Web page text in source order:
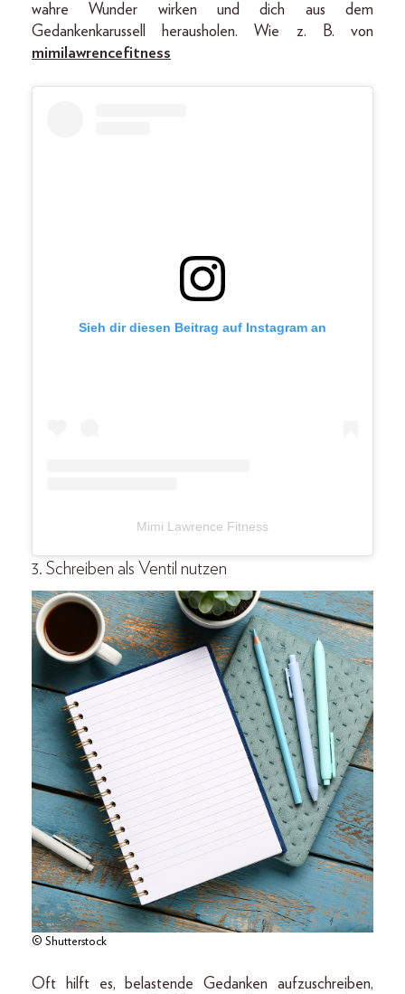
wahre Wunder wirken und dich aus dem
Gedankenkarussell herausholen. Wie z. B. von
mimilawrencefitness
Sieh dir diesen Beitrag auf Instagram an
Mimi Lawrence Fitness
3. Schreiben als Ventil nutzen
© Shutterstock
Oft hilft es, belastende Gedanken aufzuschreiben,